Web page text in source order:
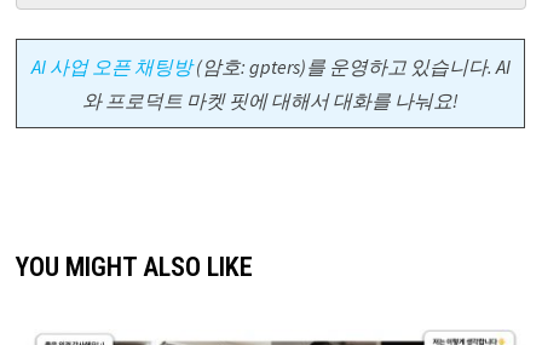
AI 사업 오픈 채팅방(암호: gpters)를 운영하고 있습니다. AI
와 프로덕트 마켓 핏에 대해서 대화를 나눠요!
YOU MIGHT ALSO LIKE